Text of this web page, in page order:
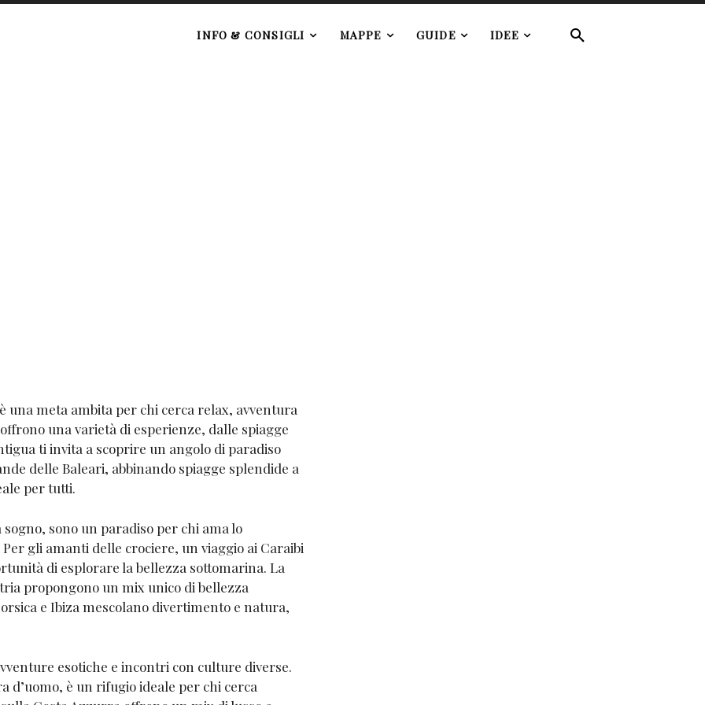
INFO & CONSIGLI MAPPE GUIDE IDEE
una meta ambita per chi cerca relax, avventura
una varietà di esperienze, dalle spiagge
ti invita a scoprire un angolo di paradiso
delle Baleari, abbinando spiagge splendide a
per tutti.
sono un paradiso per chi ama lo
gli amanti delle crociere, un viaggio ai Caraibi
di esplorare la bellezza sottomarina. La
propongono un mix unico di bellezza
e Ibiza mescolano divertimento e natura,
esotiche e incontri con culture diverse.
d’uomo, è un rifugio ideale per chi cerca